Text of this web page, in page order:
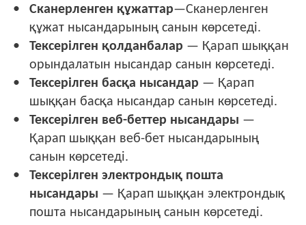
Сканерленген құжаттар—Сканерленген
құжат нысандарының санын көрсетеді.
Тексерілген қолданбалар — Қарап шыққан
орындалатын нысандар санын көрсетеді.
Тексерілген басқа нысандар — Қарап
шыққан басқа нысандар санын көрсетеді.
Тексерілген веб-беттер нысандары —
Қарап шыққан веб-бет нысандарының
санын көрсетеді.
Тексерілген электрондық пошта
нысандары — Қарап шыққан электрондық
пошта нысандарының санын көрсетеді.